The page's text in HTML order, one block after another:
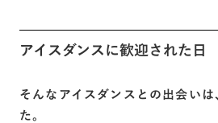
アイスダンスに歓迎された日
そんなアイスダンスとの出会い
た。